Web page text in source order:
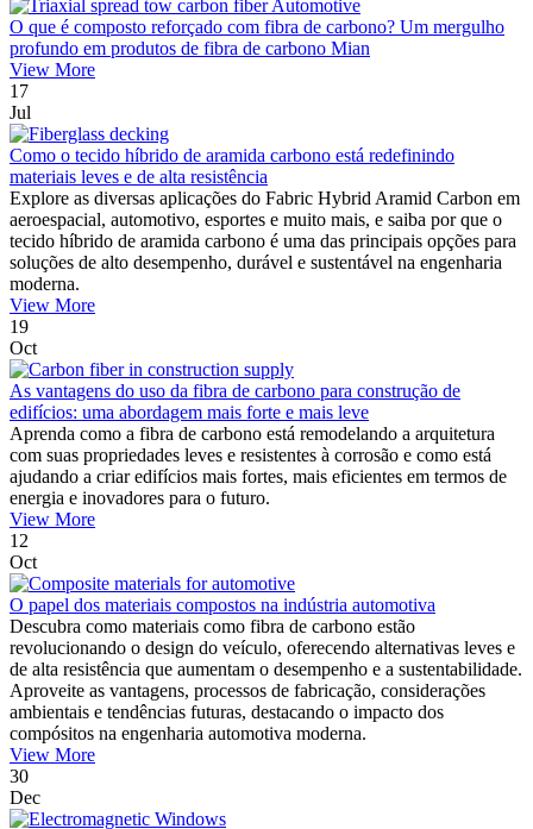
O que é composto reforçado com fibra de carbono? Um mergulho
profundo em produtos de fibra de carbono Mian
View More
17
Jul
Como o tecido híbrido de aramida carbono está redefinindo
materiais leves e de alta resistência
Explore as diversas aplicações do Fabric Hybrid Aramid Carbon em
aeroespacial, automotivo, esportes e muito mais, e saiba por que o
tecido híbrido de aramida carbono é uma das principais opções para
soluções de alto desempenho, durável e sustentável na engenharia
moderna.
View More
19
Oct
As vantagens do uso da fibra de carbono para construção de
edifícios: uma abordagem mais forte e mais leve
Aprenda como a fibra de carbono está remodelando a arquitetura
com suas propriedades leves e resistentes à corrosão e como está
ajudando a criar edifícios mais fortes, mais eficientes em termos de
energia e inovadores para o futuro.
View More
12
Oct
O papel dos materiais compostos na indústria automotiva
Descubra como materiais como fibra de carbono estão
revolucionando o design do veículo, oferecendo alternativas leves e
de alta resistência que aumentam o desempenho e a sustentabilidade.
Aproveite as vantagens, processos de fabricação, considerações
ambientais e tendências futuras, destacando o impacto dos
compósitos na engenharia automotiva moderna.
View More
30
Dec